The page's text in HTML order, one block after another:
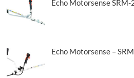
Echo Motorsense SRM-
Echo Motorsense –